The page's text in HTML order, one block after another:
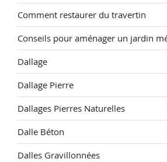
Comment restaurer du travertin
Conseils pour aménager un jardin
Dallage
Dallage Pierre
Dallages Pierres Naturelles
Dalle Béton
Dalles Gravillonnées